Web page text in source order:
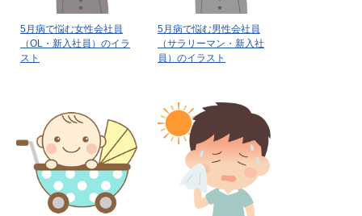
5月病で悩む女性会社員
（OL・新入社員）のイラ
スト
5月病で悩む男性会社員
（サラリーマン・新入社
員）のイラスト